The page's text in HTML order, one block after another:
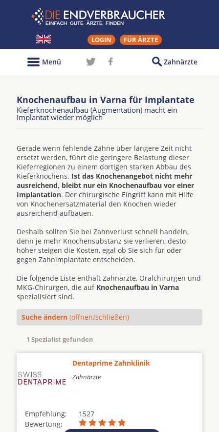
LOGIN FÜR ÄRZTE
Zahnärzte
Menü
Knochenaufbau in Varna für Implantate
Kieferknochenaufbau (Augmentation) macht ein
Implantat wieder möglich
Gerade wenn fehlende Zähne über längere Zeit nicht
ersetzt werden, führt die geringere Belastung dieser
Kieferregionen zu einem dortigen starken Abbau des
Kieferknochens. Ist das Knochenangebot nicht mehr
ausreichend, bleibt nur ein Knochenaufbau vor einer
Implantation. Der chirurgische Eingriff kann mit Hilfe
von Knochenersatzmaterial den Knochen wieder
ausreichend aufbauen.
Deshalb sollten Sie bei Zahnverlust schnell handeln,
denn je mehr Knochensubstanz sie verlieren, desto
höher steigen die Kosten, egal ob Sie sich für oder
gegen Zahnimplantate entscheiden.
Die folgende Liste enthält Zahnärzte, Oralchirurgen und
MKG-Chirurgen, die auf Knochenaufbau in Varna
spezialisiert sind.
Suche ändern (öffnen/schließen)
1 Spezialist gefunden
Dentaprime Zahnklinik
Zahnärzte
Empfehlung:
1527
Bewertung: